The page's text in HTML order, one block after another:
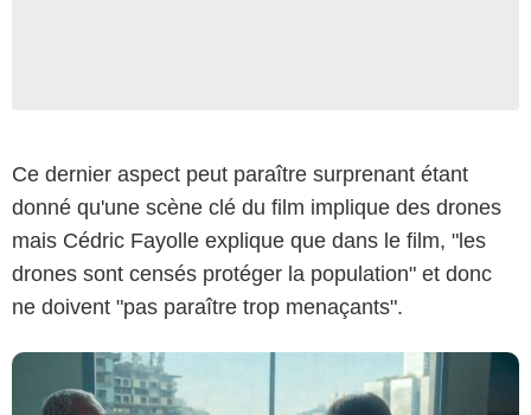
Ce dernier aspect peut paraître surprenant étant
donné qu'une scène clé du film implique des drones
mais Cédric Fayolle explique que dans le film, "les
drones sont censés protéger la population" et donc
ne doivent "pas paraître trop menaçants".